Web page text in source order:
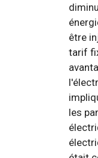
être
tarif
les